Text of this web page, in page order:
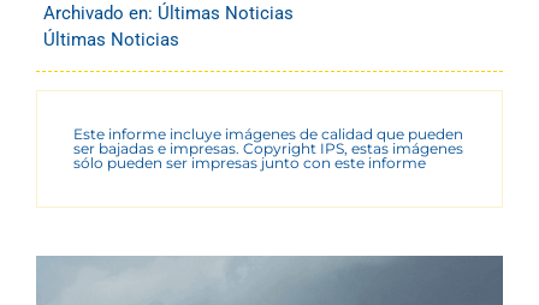
Archivado en: Últimas Noticias
Últimas Noticias
Este informe incluye imágenes de calidad que pueden
ser bajadas e impresas. Copyright IPS, estas imágenes
sólo pueden ser impresas junto con este informe